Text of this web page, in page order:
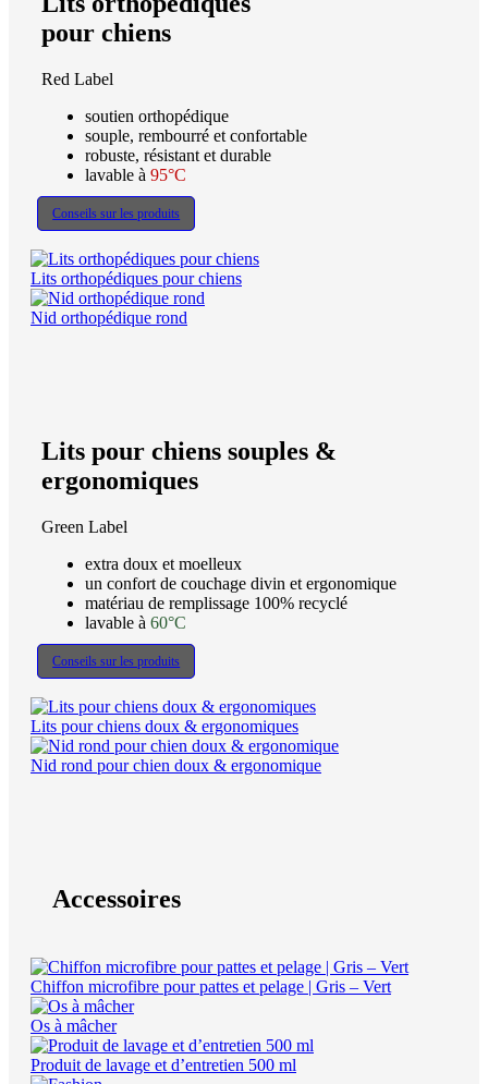
pour chiens
Red Label
soutien orthopédique
souple, rembourré et confortable
robuste, résistant et durable
lavable à 95°C
Conseils sur les produits
Lits orthopédiques pour chiens
Nid orthopédique rond
Lits pour chiens souples &
ergonomiques
Green Label
extra doux et moelleux
un confort de couchage divin et ergonomique
matériau de remplissage 100% recyclé
lavable à 60°C
Conseils sur les produits
Lits pour chiens doux & ergonomiques
Nid rond pour chien doux & ergonomique
Accessoires
Chiffon microfibre pour pattes et pelage | Gris – Vert
Os à mâcher
Produit de lavage et d’entretien 500 ml